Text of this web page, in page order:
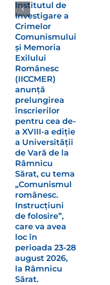
Institutul de
Investigare a
Crimelor
Comunismului
și Memoria
Exilului
Românesc
(IICCMER)
anunță
prelungirea
înscrierilor
pentru cea de-
a XVIII-a ediție
a Universității
de Vară de la
Râmnicu
Sărat, cu tema
„Comunismul
românesc.
Instrucțiuni
de folosire”,
care va avea
loc în
perioada 23-28
august 2026,
la Râmnicu
Sărat.